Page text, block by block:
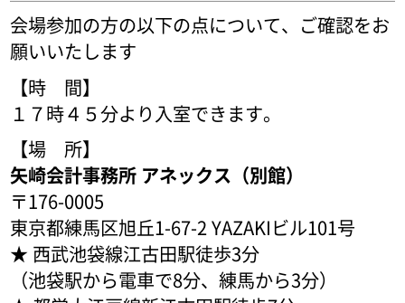
会場参加の方の以下の点について、ご確認をお
願いいたします
【時 間】
１７時４５分より入室できます。
【場 所】
矢崎会計事務所 アネックス（別館）
〒176-0005
東京都練馬区旭丘1-67-2 YAZAKIビル101号
★ 西武池袋線江古田駅徒歩3分
（池袋駅から電車で8分、練馬から3分）